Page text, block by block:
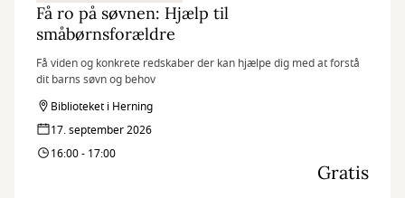
Få ro på søvnen: Hjælp til
småbørnsforældre
Få viden og konkrete redskaber der kan hjælpe dig med at forstå
dit barns søvn og behov
Biblioteket i Herning
17. september 2026
16:00 - 17:00
Gratis